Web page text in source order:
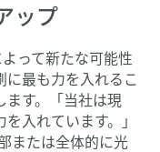
ップ
って新たな可能性
最も力を入れるこ
ます。「当社は現
入れています。」
または全体的に光